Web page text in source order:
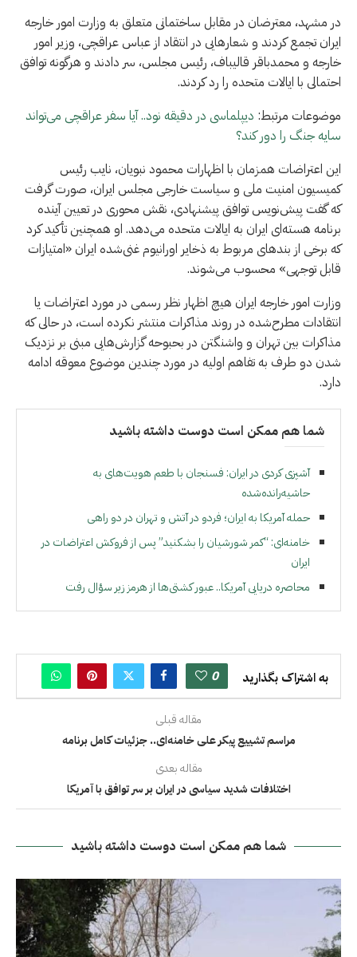
در مشهد، معترضان در مقابل ساختمانی متعلق به وزارت امور خارجه
ایران تجمع کردند و شعارهایی در انتقاد از عباس عراقچی، وزیر امور
خارجه و محمدباقر قالیباف، رئیس مجلس، سر دادند و هرگونه توافق
احتمالی با ایالات متحده را رد کردند.
موضوعات مرتبط: دیپلماسی در دقیقه نود.. آیا سفر عراقچی می‌تواند
سایه جنگ را دور کند؟
این اعتراضات همزمان با اظهارات محمود نبویان، نایب رئیس
کمیسیون امنیت ملی و سیاست خارجی مجلس ایران، صورت گرفت
که گفت پیش‌نویس توافق پیشنهادی، نقش محوری در تعیین آینده
برنامه هسته‌ای ایران به ایالات متحده می‌دهد. او همچنین تأکید کرد
که برخی از بندهای مربوط به ذخایر اورانیوم غنی‌شده ایران «امتیازات
قابل توجهی» محسوب می‌شوند.
وزارت امور خارجه ایران هیچ اظهار نظر رسمی در مورد اعتراضات یا
انتقادات مطرح‌شده در روند مذاکرات منتشر نکرده است، در حالی که
مذاکرات بین تهران و واشنگتن در بحبوحه گزارش‌هایی مبنی بر نزدیک
شدن دو طرف به تفاهم اولیه در مورد چندین موضوع معوقه ادامه
دارد.
شما هم ممکن است دوست داشته باشید
آشپزی کردی در ایران: فسنجان با طعم هویت‌های به
حاشیه‌رانده‌شده
حمله آمریکا به ایران؛ فردو در آتش و تهران در دو راهی
خامنه‌ای: “کمر شورشیان را بشکنید” پس از فروکش اعتراضات در
ایران
محاصره دریایی آمریکا.. عبور کشتی‌ها از هرمز زیر سؤال رفت
به اشتراک بگذارید 0
مقاله قبلی
مراسم تشییع پیکر علی خامنه‌ای.. جزئیات کامل برنامه
مقاله بعدی
اختلافات شدید سیاسی در ایران بر سر توافق با آمریکا
شما هم ممکن است دوست داشته باشید